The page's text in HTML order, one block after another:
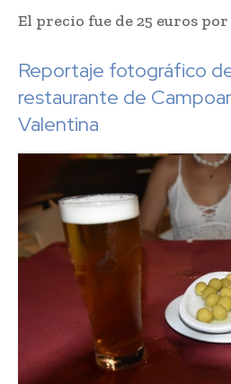
El precio fue de 25 euros
Reportaje fotográfico
restaurante de
Valentina